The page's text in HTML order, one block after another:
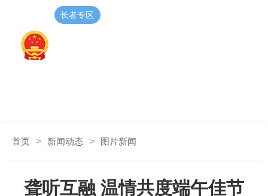
长者专区
首页 > 新闻动态 > 图片新闻
聋听互融 温情共度端午佳节